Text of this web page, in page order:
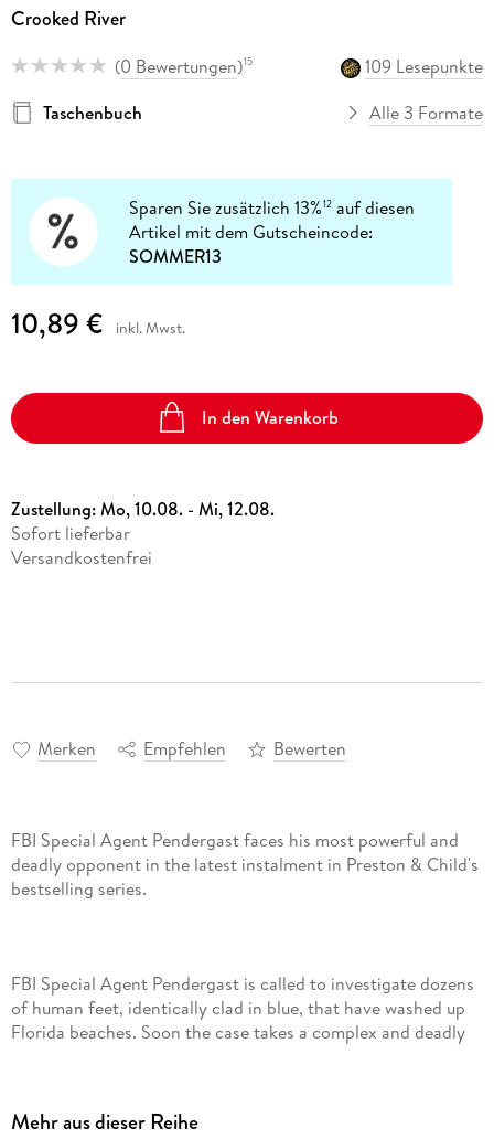
Crooked River
(0 Bewertungen)15
109 Lesepunkte
Taschenbuch
Alle 3 Formate
Sparen Sie zusätzlich 13%12 auf diesen
Artikel mit dem Gutscheincode:
SOMMER13
10,89 € inkl. Mwst.
In den Warenkorb
Zustellung:Mo, 10.08. - Mi, 12.08.
Sofort lieferbar
Versandkostenfrei
Merken Empfehlen Bewerten
FBI Special Agent Pendergast faces his most powerful and
deadly opponent in the latest instalment in Preston & Child's
bestselling series.
FBI Special Agent Pendergast is called to investigate dozens
of human feet, identically clad in blue, that have washed up
Florida beaches. Soon the case takes a complex and deadly
completely ordinary but for one thing - each contains a
Mehr aus dieser Reihe